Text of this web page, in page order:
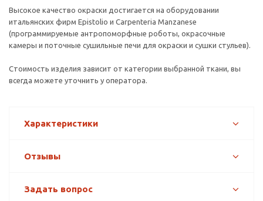
Высокое качество окраски достигается на оборудовании
итальянских фирм Epistolio и Carpenteria Manzanese
(программируемые антропоморфные роботы, окрасочные
камеры и поточные сушильные печи для окраски и сушки стульев).
Стоимость изделия зависит от категории выбранной ткани, вы
всегда можете уточнить у оператора.
Характеристики
Отзывы
Задать вопрос